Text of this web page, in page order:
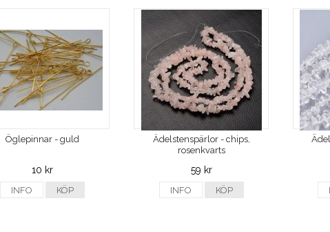
Öglepinnar - guld
10 kr
INFO KÖP
Ädelstenspärlor - chips,
rosenkvarts
59 kr
INFO KÖP